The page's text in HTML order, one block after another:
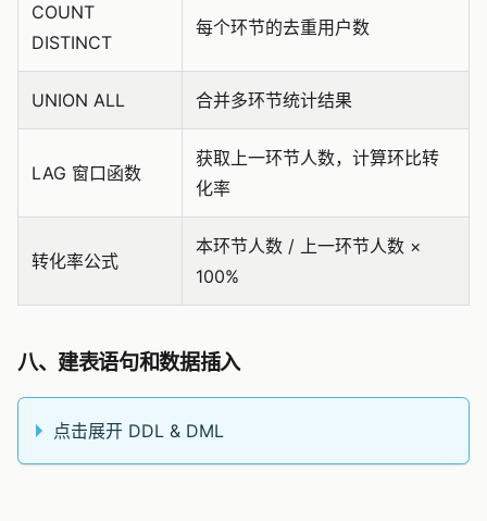
COUNT
DISTINCT
每个环节的去重用户数
UNION ALL 合并多环节统计结果
LAG 窗口函数
获取上一环节人数，计算环比转
化率
转化率公式
本环节人数 / 上一环节人数 ×
100%
八、建表语句和数据插入
点击展开 DDL & DML